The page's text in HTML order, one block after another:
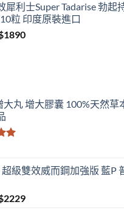
$829
through
$2129
犀利士Super Tadarise 勃起
粒 印度原裝進口
1890Price
大丸 增大膠囊 100%天然草
超級雙效威而鋼加強版 藍P
2229Price